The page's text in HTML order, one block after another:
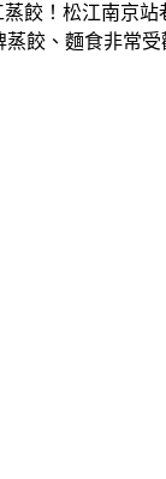
餃！松江南京
蒸餃、麵食非常